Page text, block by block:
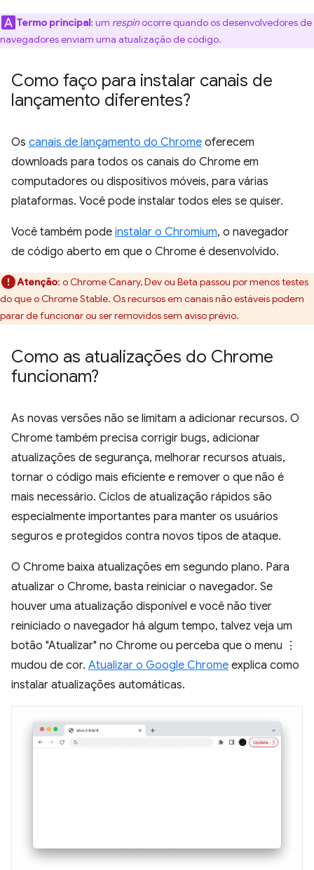
Termo principal: um respinocorre quando os desenvolvedores de
navegadores enviam uma atualização de código.
Como faço para instalar canais de
lançamento diferentes?
Os canais de lançamento do Chrome oferecem
downloads para todos os canais do Chrome em
computadores ou dispositivos móveis, para várias
plataformas. Você pode instalar todos eles se quiser.
Você também pode instalar o Chromium, o navegador
de código aberto em que o Chrome é desenvolvido.
Atenção: o Chrome Canary, Dev ou Beta passou por menos testes
do que o Chrome Stable. Os recursos em canais não estáveis podem
parar de funcionar ou ser removidos sem aviso prévio.
Como as atualizações do Chrome
funcionam?
As novas versões não se limitam a adicionar recursos. O
Chrome também precisa corrigir bugs, adicionar
atualizações de segurança, melhorar recursos atuais,
tornar o código mais eficiente e remover o que não é
mais necessário. Ciclos de atualização rápidos são
especialmente importantes para manter os usuários
seguros e protegidos contra novos tipos de ataque.
O Chrome baixa atualizações em segundo plano. Para
atualizar o Chrome, basta reiniciar o navegador. Se
houver uma atualização disponível e você não tiver
reiniciado o navegador há algum tempo, talvez veja um
botão "Atualizar" no Chrome ou perceba que o menu ⋮
mudou de cor. Atualizar o Google Chrome explica como
instalar atualizações automáticas.